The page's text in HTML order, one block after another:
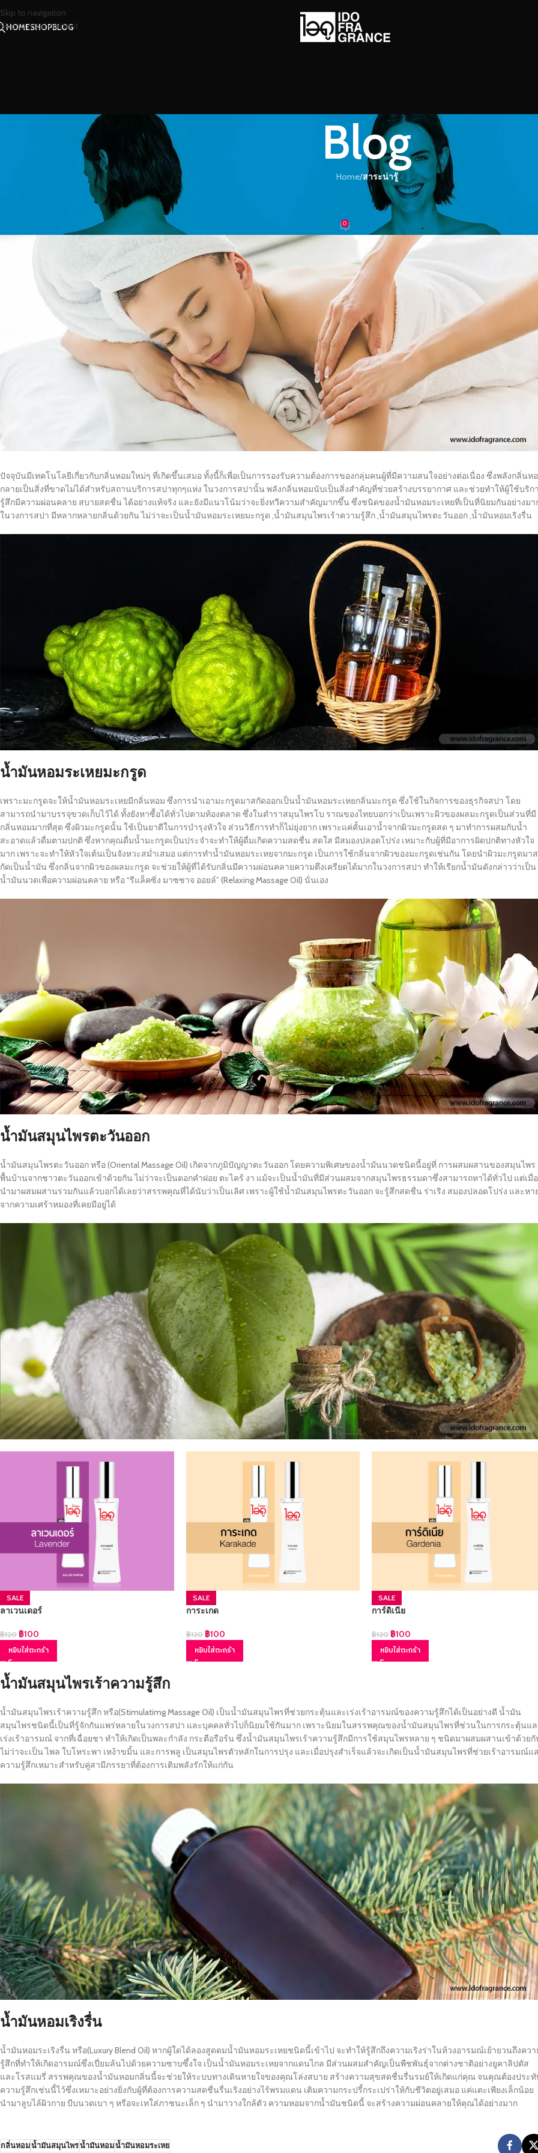
Skip to navigation
Skip to main content
HOMESHOPBLOG
Blog
Home/สาระน่ารู้
ผ่อนคลายกับพลังกลิ่นหอมของบรรยากาศแบบสปา
0
ปัจจุบันมีเทคโนโลยีเกี่ยวกับกลิ่นหอมใหม่ๆ ที่เกิดขึ้นเสมอ ทั้งนี้ก็เพื่อเป็นการรองรับความต้องการของกลุ่มคนผู้ที่มีความสนใจอย่างต่อเนื่อง ซึ่งพลังกลิ่นห
กลายเป็นสิ่งที่ขาดไม่ได้สำหรับสถานบริการสปาทุกๆแห่ง ในวงการสปานั้น พลังกลิ่นหอมนับเป็นสิ่งสำคัญที่ช่วยสร้างบรรยากาศ และช่วยทำให้ผู้ใช้บริก
รู้สึกมีความผ่อนคลาย สบายสดชื่น ได้อย่างแท้จริง และยังมีแนวโน้มว่าจะยิ่งทวีความสำคัญมากขึ้น ซึ่งชนิดของน้ำมันหอมระเหยที่เป็นที่นิยมกันอย่างมา
ในวงการสปา มีหลากหลายกลิ่นด้วยกัน ไม่ว่าจะเป็นน้ำมันหอมระเหยมะกรูด ,น้ำมันสมุนไพรเร้าความรู้สึก ,น้ำมันสมุนไพรตะวันออก ,น้ำมันหอมเริงรื่น
น้ำมันหอมระเหยมะกรูด
เพราะมะกรูดจะให้น้ำมันหอมระเหยมีกลิ่นหอม ซึ่งการนำเอามะกรูดมาสกัดออกเป็นน้ำมันหอมระเหยกลิ่นมะกรูด ซึ่งใช้ในกิจการของธุรกิจสปา โดย
สามารถนำมาบรรจุขวดเก็บไว้ได้ ทั้งยังหาซื้อได้ทั่วไปตามท้องตลาด ซึ่งในตำราสมุนไพรโบ ราณของไทยบอกว่าเป็นเพราะผิวของผลมะกรูดเป็นส่วนที่มี
กลิ่นหอมมากที่สุด ซึ่งผิวมะกรูดนั้น ใช้เป็นยาดีในการบำรุงหัวใจ ส่วนวิธีการทำก็ไม่ยุ่งยาก เพราะแค่คั้นเอาน้ำจากผิวมะกรูดสด ๆ มาทำการผสมกับน้ำ
สะอาดแล้วดื่มตามปกติ ซึ่งหากคุณดื่มน้ำมะกรูดเป็นประจำจะทำให้ผู้ดื่มเกิดความสดชื่น สดใส มีสมองปลอดโปร่ง เหมาะกับผู้ที่มีอาการผิดปกติทางหัวใจ
มาก เพราะจะทำให้หัวใจเต้นเป็นจังหวะสม่ำเสมอ แต่การทำน้ำมันหอมระเหยจากมะกรูด เป็นการใช้กลิ่นจากผิวของมะกรูดเช่นกัน โดยนำผิวมะกรูดมาส
กัดเป็นน้ำมัน ซึ่งกลิ่นจากผิวของผลมะกรูด จะช่วยให้ผู้ที่ได้รับกลิ่นมีความผ่อนคลายความตึงเครียดได้มากในวงการสปา ทำให้เรียกน้ำมันดังกล่าวว่าเป็น
น้ำมันนวดเพื่อความผ่อนคลาย หรือ “รีแล็คซิ่ง มาซซาจ ออยล์” (Relaxing Massage Oil) นั่นเอง
น้ำมันสมุนไพรตะวันออก
น้ำมันสมุนไพรตะวันออก หรือ (Oriental Massage Oil) เกิดจากภูมิปัญญาตะวันออก โดยความพิเศษของน้ำมันนวดชนิดนี้อยู่ที่ การผสมผสานของสมุนไพร
พื้นบ้านจากชาวตะวันออกเข้าด้วยกัน ไม่ว่าจะเป็นดอกคำฝอย ตะไคร้ งา แม้จะเป็นน้ำมันที่มีส่วนผสมจากสมุนไพรธรรมดาซึ่งสามารถหาได้ทั่วไป แต่เมื่อ
นำมาผสมผสานรวมกันแล้วบอกได้เลยว่าสรรพคุณที่ได้นับว่าเป็นเลิศ เพราะผู้ใช้น้ำมันสมุนไพรตะวันออก จะรู้สึกสดชื่น ร่าเริง สมองปลอดโปร่ง และหา
จากความเศร้าหมองที่เคยมีอยู่ได้
SALE
ลาเวนเดอร์
฿120 ฿100
หยิบใส่ตะกร้า
SALE
การะเกด
฿120 ฿100
หยิบใส่ตะกร้า
SALE
การ์ดิเนีย
฿120 ฿100
หยิบใส่ตะกร้า
น้ำมันสมุนไพรเร้าความรู้สึก
น้ำมันสมุนไพรเร้าความรู้สึก หรือ(Stimulatimg Massage Oil) เป็นน้ำมันสมุนไพรที่ช่วยกระตุ้นและเร่งเร้าอารมณ์ของความรู้สึกได้เป็นอย่างดี น้ำมัน
สมุนไพรชนิดนี้เป็นที่รู้จักกันแพร่หลายในวงการสปา และบุคคลทั่วไปก็นิยมใช้กันมาก เพราะนิยมในสรรพคุณของน้ำมันสมุนไพรที่ช่วนในการกระตุ้นแ
เร่งเร้าอารมณ์ จากที่เฉื่อยชา ทำให้เกิดเป็นพละกำลัง กระตือรือร้น ซึ่งน้ำมันสมุนไพรเร้าความรู้สึกมีการใช้สมุนไพรหลาย ๆ ชนิดมาผสมผสานเข้าด้วย
ไม่ว่าจะเป็น ไพล ใบโหระพา เหง้าขมิ้น และการพลู เป็นสมุนไพรตัวหลักในการปรุง และเมื่อปรุงสำเร็จแล้วจะเกิดเป็นน้ำมันสมุนไพรที่ช่วยเร้าอารมณ์แ
ความรู้สึกเหมาะสำหรับคู่สามีภรรยาที่ต้องการเติมพลังรักให้แก่กัน
น้ำมันหอมเริงรื่น
น้ำมันหอมระเริงรื่น หรือ(Luxury Blend Oil) หากผู้ใดได้ลองสูดดมน้ำมันหอมระเหยชนิดนี้เข้าไป จะทำให้รู้สึกถึงความเริงร่าในห้วงอารมณ์เย้ายวนถึงคว
รู้สึกที่ทำให้เกิดอารมณ์ซึ่งเปี่ยมล้นไปด้วยความซาบซึ้งใจ เป็นน้ำมันหอมระเหยจากแดนไกล มีส่วนผสมสำคัญเป็นพืชพันธุ์จากต่างชาติอย่างยูคาลิปตัส
และโรสแมรี่ สรรพคุณของน้ำมันหอมกลิ่นนี้จะช่วยให้ระบบทางเดินหายใจของคุณโล่งสบาย สร้างความสุขสดชื่นรื่นรมย์ให้เกิดแก่คุณ จนคุณต้องประ
ความรู้สึกเช่นนี้ไว้ซึ่งเหมาะอย่างยิ่งกับผู้ที่ต้องการความสดชื่นรื่นเริงอย่างไร้พรมแดน เติมความกระปรี้กระเปร่าให้กับชีวิตอยู่เสมอ แค่แตะเพียงเล็กน้อย
นำมาลูบไล้ผิวกาย บีบนวดเบา ๆ หรือจะเทใส่ภาชนะเล็ก ๆ นำมาวางใกล้ตัว ความหอมจากน้ำมันชนิดนี้ จะสร้างความผ่อนคลายให้คุณได้อย่างมาก
กลิ่นหอมน้ำมันสมุนไพรน้ำมันหอมน้ำมันหอมระเหย